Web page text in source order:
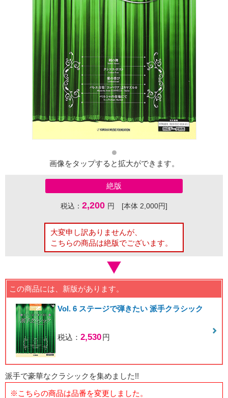
画像をタップすると拡大ができます。
絶版
税込： 2,200 円 [本体 2,000円]
大変申し訳ありませんが、
こちらの商品は絶版でございます。
この商品には、新版があります。
Vol. 6 ステージで弾きたい 派手クラシック
税込： 2,530円
派手で豪華なクラシックを集めました!!
※こちらの商品は品番を変更しました。